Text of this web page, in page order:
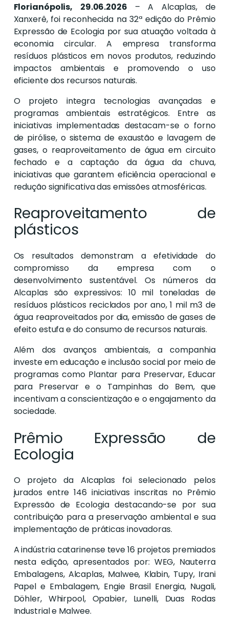
Florianópolis, 29.06.2026 – A Alcaplas, de
Xanxerê, foi reconhecida na 32ª edição do Prêmio
Expressão de Ecologia por sua atuação voltada à
economia circular. A empresa transforma
resíduos plásticos em novos produtos, reduzindo
impactos ambientais e promovendo o uso
eficiente dos recursos naturais.
O projeto integra tecnologias avançadas e
programas ambientais estratégicos. Entre as
iniciativas implementadas destacam-se o forno
de pirólise, o sistema de exaustão e lavagem de
gases, o reaproveitamento de água em circuito
fechado e a captação da água da chuva,
iniciativas que garantem eficiência operacional e
redução significativa das emissões atmosféricas.
Reaproveitamento de
plásticos
Os resultados demonstram a efetividade do
compromisso da empresa com o
desenvolvimento sustentável. Os números da
Alcaplas são expressivos: 10 mil toneladas de
resíduos plásticos reciclados por ano, 1 mil m3 de
água reaproveitados por dia, emissão de gases de
efeito estufa e do consumo de recursos naturais.
Além dos avanços ambientais, a companhia
investe em educação e inclusão social por meio de
programas como Plantar para Preservar, Educar
para Preservar e o Tampinhas do Bem, que
incentivam a conscientização e o engajamento da
sociedade.
Prêmio Expressão de
Ecologia
O projeto da Alcaplas foi selecionado pelos
jurados entre 146 iniciativas inscritas no Prêmio
Expressão de Ecologia destacando-se por sua
contribuição para a preservação ambiental e sua
implementação de práticas inovadoras.
A indústria catarinense teve 16 projetos premiados
nesta edição, apresentados por: WEG, Nauterra
Embalagens, Alcaplas, Malwee, Klabin, Tupy, Irani
Papel e Embalagem, Engie Brasil Energia, Nugali,
Döhler, Whirpool, Opabier, Lunelli, Duas Rodas
Industrial e Malwee.